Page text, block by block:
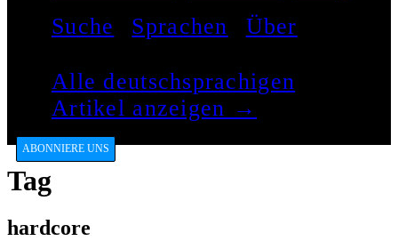
Suche
Sprachen Über
Alle deutschsprachigen
Artikel anzeigen →
ABONNIERE UNS
Tag
hardcore